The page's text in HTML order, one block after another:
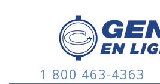
1 800 463-4363